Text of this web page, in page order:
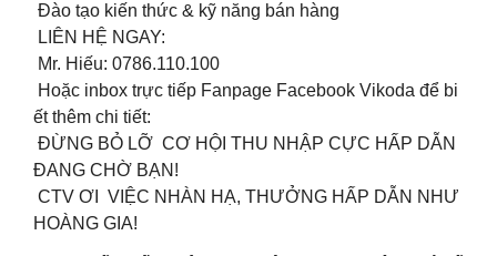
Đào tạo kiến thức & kỹ năng bán hàng
LIÊN HỆ NGAY:
Mr. Hiếu: 0786.110.100
Hoặc inbox trực tiếp Fanpage Facebook Vikoda để bi
ết thêm chi tiết:
ĐỪNG BỎ LỠ CƠ HỘI THU NHẬP CỰC HẤP DẪN
ĐANG CHỜ BẠN!
CTV ƠI VIỆC NHÀN HẠ, THƯỞNG HẤP DẪN NHƯ
HOÀNG GIA!